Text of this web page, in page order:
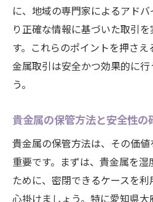
目的に応じた貴金属
初めての投資を成功
地域の情報を活用し
大府市における貴金
に、地域の専門家によるアド
り正確な情報に基づいた取引
す。これらのポイントを押さ
金属取引は安全かつ効果的に
う。
貴金属の保管方法と安全性の
貴金属の保管方法は、その価
重要です。まずは、貴金属を
ために、密閉できるケースを
心掛けましょう。特に愛知県大